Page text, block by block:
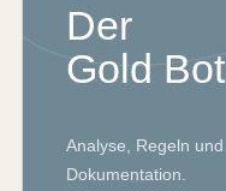
Der
Gold Bot
Analyse, Regeln und
Dokumentation.